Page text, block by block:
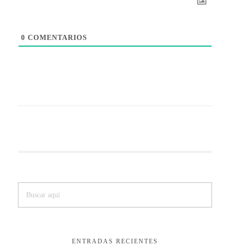
0 COMENTARIOS
ENTRADAS RECIENTES